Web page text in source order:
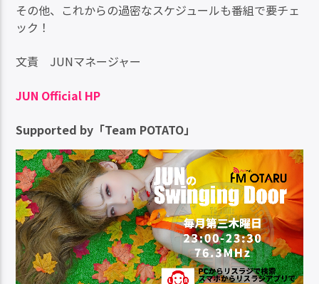
その他、これからの過密なスケジュールも番組で要チェ
ック！
文責 JUNマネージャー
JUN Official HP
Supported by「Team POTATO」